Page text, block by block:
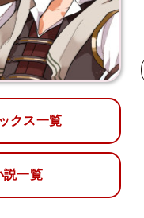
クス一覧
説一覧